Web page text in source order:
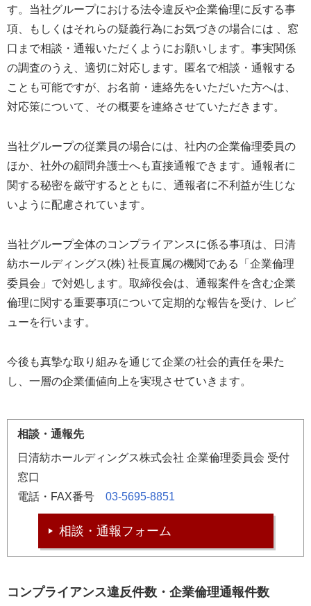
す。当社グループにおける法令違反や企業倫理に反する事
項、もしくはそれらの疑義行為にお気づきの場合には 、窓
口まで相談・通報いただくようにお願いします。事実関係
の調査のうえ、適切に対応します。匿名で相談・通報する
ことも可能ですが、お名前・連絡先をいただいた方へは、
対応策について、その概要を連絡させていただきます。
当社グループの従業員の場合には、社内の企業倫理委員の
ほか、社外の顧問弁護士へも直接通報できます。通報者に
関する秘密を厳守するとともに、通報者に不利益が生じな
いように配慮されています。
当社グループ全体のコンプライアンスに係る事項は、日清
紡ホールディングス(株) 社長直属の機関である「企業倫理
委員会」で対処します。取締役会は、通報案件を含む企業
倫理に関する重要事項について定期的な報告を受け、レビ
ューを行います。
今後も真摯な取り組みを通じて企業の社会的責任を果た
し、一層の企業価値向上を実現させていきます。
相談・通報先
日清紡ホールディングス株式会社 企業倫理委員会 受付
窓口
電話・FAX番号 03-5695-8851
相談・通報フォーム
コンプライアンス違反件数・企業倫理通報件数